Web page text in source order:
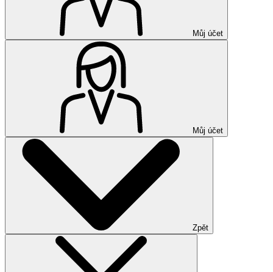
Můj účet
Můj účet
Zpět